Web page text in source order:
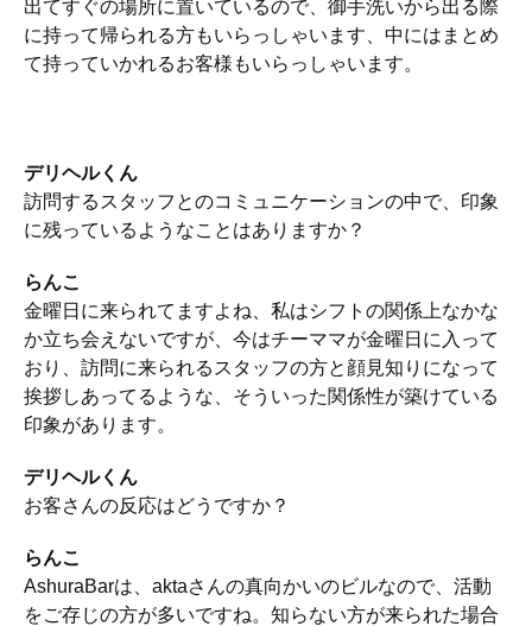
出てすぐの場所に置いているので、御手洗いから出る際
に持って帰られる方もいらっしゃいます、中にはまとめ
て持っていかれるお客様もいらっしゃいます。
デリヘルくん
訪問するスタッフとのコミュニケーションの中で、印象
に残っているようなことはありますか？
らんこ
金曜日に来られてますよね、私はシフトの関係上なかな
か立ち会えないですが、今はチーママが金曜日に入って
おり、訪問に来られるスタッフの方と顔見知りになって
挨拶しあってるような、そういった関係性が築けている
印象があります。
デリヘルくん
お客さんの反応はどうですか？
らんこ
AshuraBarは、aktaさんの真向かいのビルなので、活動
をご存じの方が多いですね。知らない方が来られた場合